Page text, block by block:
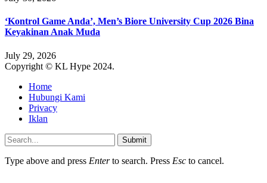
‘Kontrol Game Anda’, Men’s Biore University Cup 2026 Bina
Keyakinan Anak Muda
July 29, 2026
Copyright © KL Hype 2024.
Home
Hubungi Kami
Privacy
Iklan
Submit
Type above and press Enterto search. Press Esc to cancel.